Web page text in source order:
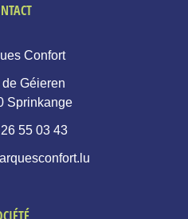
Confort
de Géieren
Sprinkange
55 03 43